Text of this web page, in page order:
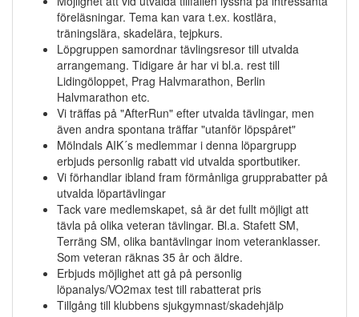
föreläsningar. Tema kan vara t.ex. kostlära,
träningslära, skadelära, tejpkurs.
Löpgruppen samordnar tävlingsresor till utvalda
arrangemang. Tidigare år har vi bl.a. rest till
Lidingöloppet, Prag Halvmarathon, Berlin
Halvmarathon etc.
Vi träffas på "AfterRun" efter utvalda tävlingar, men
även andra spontana träffar "utanför löpspåret"
Mölndals AIK´s medlemmar i denna löpargrupp
erbjuds personlig rabatt vid utvalda sportbutiker.
Vi förhandlar ibland fram förmånliga grupprabatter på
utvalda löpartävlingar
Tack vare medlemskapet, så är det fullt möjligt att
tävla på olika veteran tävlingar. Bl.a. Stafett SM,
Terräng SM, olika bantävlingar inom veteranklasser.
Som veteran räknas 35 år och äldre.
Erbjuds möjlighet att gå på personlig
löpanalys/VO2max test till rabatterat pris
Tillgång till klubbens sjukgymnast/skadehjälp